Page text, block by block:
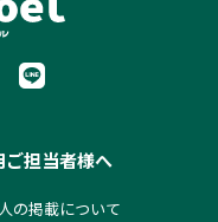
ご担当者様へ
の掲載について